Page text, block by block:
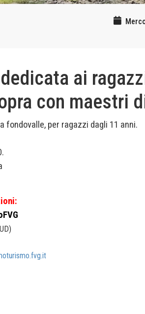
ai
con maestri
fondovalle, per ragazzi dagli 11 anni.